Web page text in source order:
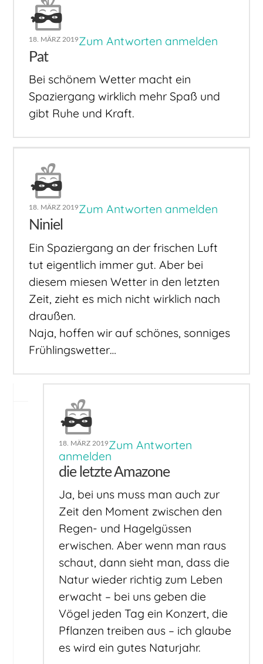
18. MÄRZ 2019Zum Antworten anmelden
Pat
Bei schönem Wetter macht ein
Spaziergang wirklich mehr Spaß und
gibt Ruhe und Kraft.
18. MÄRZ 2019Zum Antworten anmelden
Niniel
Ein Spaziergang an der frischen Luft
tut eigentlich immer gut. Aber bei
diesem miesen Wetter in den letzten
Zeit, zieht es mich nicht wirklich nach
draußen.
Naja, hoffen wir auf schönes, sonniges
Frühlingswetter…
18. MÄRZ 2019Zum Antworten
anmelden
die letzte Amazone
Ja, bei uns muss man auch zur
Zeit den Moment zwischen den
Regen- und Hagelgüssen
erwischen. Aber wenn man raus
schaut, dann sieht man, dass die
Natur wieder richtig zum Leben
erwacht – bei uns geben die
Vögel jeden Tag ein Konzert, die
Pflanzen treiben aus – ich glaube
es wird ein gutes Naturjahr.